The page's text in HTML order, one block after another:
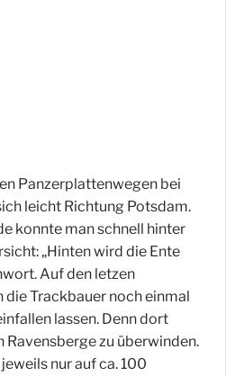
Panzerplattenwegen bei
leicht Richtung Potsdam.
konnte man schnell hinter
„Hinten wird die Ente
Auf den letzen
die Trackbauer noch einmal
lassen. Denn dort
Ravensberge zu überwinden.
nur auf ca. 100